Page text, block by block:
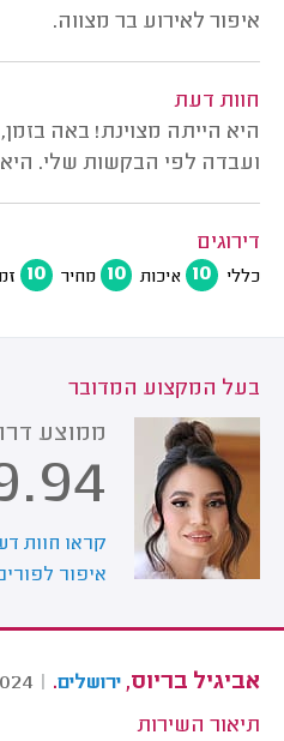
איפור לאירוע בר מצווה.
חוות דעת
היא הייתה מצוינת! באה
ועבדה לפי הבקשות שלי.
דירוגים
כללי 10 איכות 10 מחיר 10
בעל המקצוע המדובר
ממוצע
קראו חוות
איפור
אביגיל בריוס, ירושלים.
|
תיאור השירות